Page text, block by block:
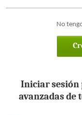
No
Iniciar sesión
avanzadas de